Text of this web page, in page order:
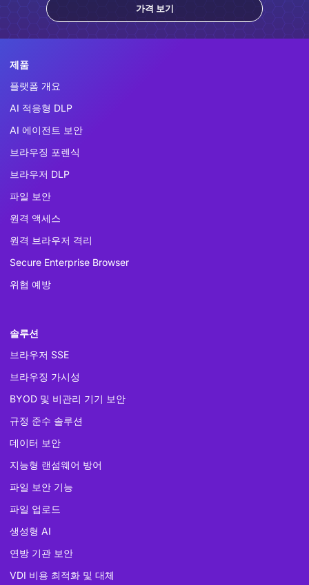
가격 보기
제품
플랫폼 개요
AI 적응형 DLP
AI 에이전트 보안
브라우징 포렌식
브라우저 DLP
파일 보안
원격 액세스
원격 브라우저 격리
Secure Enterprise Browser
위협 예방
솔루션
브라우저 SSE
브라우징 가시성
BYOD 및 비관리 기기 보안
규정 준수 솔루션
데이터 보안
지능형 랜섬웨어 방어
파일 보안 기능
파일 업로드
생성형 AI
연방 기관 보안
VDI 비용 최적화 및 대체